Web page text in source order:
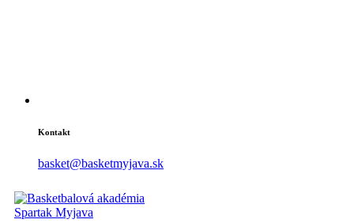
Kontakt
basket@basketmyjava.sk